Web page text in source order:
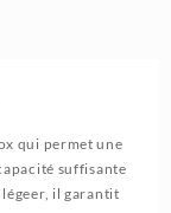
qui permet une
suffisante
il garantit